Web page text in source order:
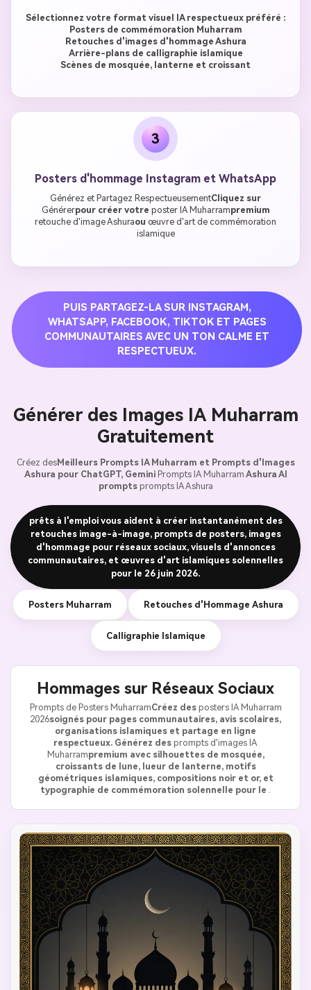
Sélectionnez votre format visuel IA respectueux préféré :
Posters de commémoration Muharram
Retouches d'images d'hommage Ashura
Arrière-plans de calligraphie islamique
Scènes de mosquée, lanterne et croissant
3
Posters d'hommage Instagram et WhatsApp
Générez et Partagez RespectueusementCliquez sur
Générerpour créer votre poster IA Muharrampremium
retouche d'image Ashuraou œuvre d'art de commémoration
islamique
PUIS PARTAGEZ-LA SUR INSTAGRAM,
WHATSAPP, FACEBOOK, TIKTOK ET PAGES
COMMUNAUTAIRES AVEC UN TON CALME ET
RESPECTUEUX.
Générer des Images IA Muharram
Gratuitement
Créez desMeilleurs Prompts IA Muharram et Prompts d'Images
Ashura pour ChatGPT, GeminiPrompts IA Muharram Ashura AI
prompts prompts IA Ashura
prêts à l'emploi vous aident à créer instantanément des
retouches image-à-image, prompts de posters, images
d'hommage pour réseaux sociaux, visuels d'annonces
communautaires, et œuvres d'art islamiques solennelles
pour le 26 juin 2026.
Posters Muharram Retouches d'Hommage Ashura
Calligraphie Islamique
Hommages sur Réseaux Sociaux
Prompts de Posters MuharramCréez desposters IA Muharram
2026soignés pour pages communautaires, avis scolaires,
organisations islamiques et partage en ligne
respectueux. Générez des prompts d'images IA
Muharrampremium avec silhouettes de mosquée,
croissants de lune, lueur de lanterne, motifs
géométriques islamiques, compositions noir et or, et
typographie de commémoration solennelle pour le .